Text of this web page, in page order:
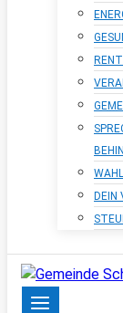
DEIN